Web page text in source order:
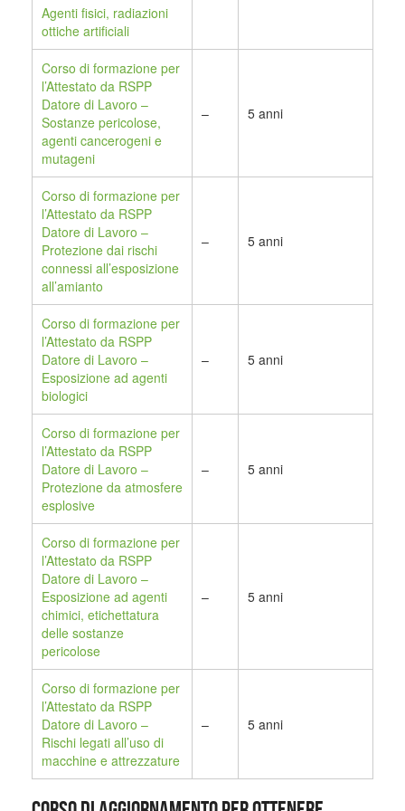
Agenti fisici, radiazioni
ottiche artificiali
Corso di formazione per
l’Attestato da RSPP
Datore di Lavoro –
Sostanze pericolose,
agenti cancerogeni e
mutageni
– 5 anni
Corso di formazione per
l’Attestato da RSPP
Datore di Lavoro –
Protezione dai rischi
connessi all’esposizione
all’amianto
– 5 anni
Corso di formazione per
l’Attestato da RSPP
Datore di Lavoro –
Esposizione ad agenti
biologici
– 5 anni
Corso di formazione per
l’Attestato da RSPP
Datore di Lavoro –
Protezione da atmosfere
esplosive
– 5 anni
Corso di formazione per
l’Attestato da RSPP
Datore di Lavoro –
Esposizione ad agenti
chimici, etichettatura
delle sostanze
pericolose
– 5 anni
Corso di formazione per
l’Attestato da RSPP
Datore di Lavoro –
Rischi legati all’uso di
macchine e attrezzature
– 5 anni